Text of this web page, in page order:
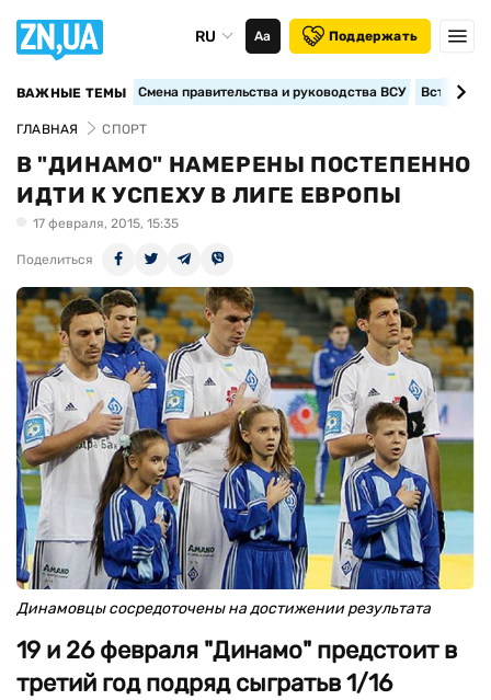
RU Аа Поддержать
ВАЖНЫЕ ТЕМЫ Смена правительства и руководства ВСУ
ГЛАВНАЯ СПОРТ
В "ДИНАМО" НАМЕРЕНЫ ПОСТЕПЕННО
ИДТИ К УСПЕХУ В ЛИГЕ ЕВРОПЫ
17 февраля, 2015, 15:35
Поделиться
Динамовцы сосредоточены на достижении результата
19 и 26 февраля "Динамо" предстоит в
третий год подряд сыгратьв 1/16